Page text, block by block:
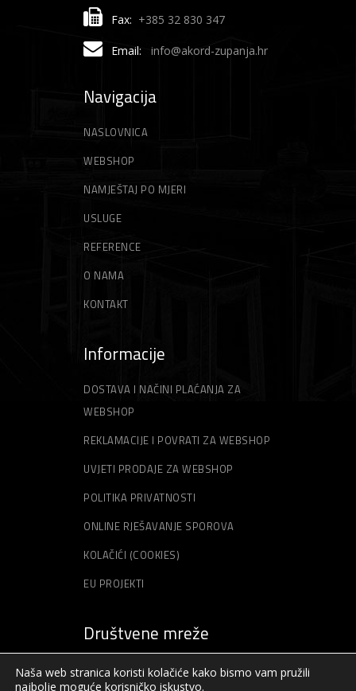
Fax: +385 32 830 347
Email: info@akord-zupanja.hr
Navigacija
NASLOVNICA
WEBSHOP
NAMJEŠTAJ PO MJERI
USLUGE
REFERENCE
O NAMA
KONTAKT
Informacije
DOSTAVA I NAČINI PLAĆANJA ZA
WEBSHOP
REKLAMACIJE I POVRATI ZA WEBSHOP
UVJETI PRODAJE ZA WEBSHOP
POLITIKA PRIVATNOSTI
ONLINE RJEŠAVANJE SPOROVA
KOLAČIĆI (COOKIES)
EU PROJEKTI
Društvene mreže
Naša web stranica koristi kolačiće kako bismo vam pružili
najbolje moguće korisničko iskustvo.